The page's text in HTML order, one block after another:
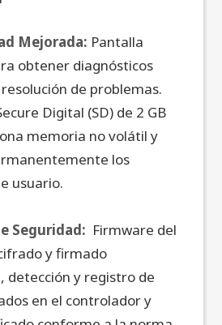
Mejorada: Pantalla
obtener diagnósticos
de problemas.
Digital (SD) de 2 GB
memoria no volátil y
los
usuario.
Seguridad: Firmware del
y firmado
detección y registro de
en el controlador y